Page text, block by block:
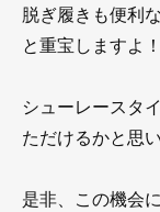
脱ぎ履きも便利
と重宝しますよ！
シューレースタ
ただけるかと思い
是非、この機会